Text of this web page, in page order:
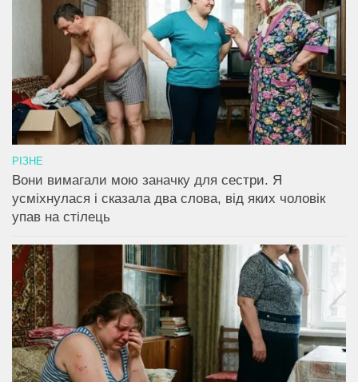
РІЗНЕ
Вони вимагали мою заначку для сестри. Я
усміхнулася і сказала два слова, від яких чоловік
упав на стілець